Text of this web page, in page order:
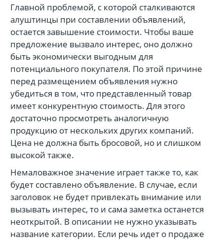
Главной проблемой, с которой сталкиваются
алуштинцы при составлении объявлений,
остается завышение стоимости. Чтобы ваше
предложение вызвало интерес, оно должно
быть экономически выгодным для
потенциального покупателя. По этой причине
перед размещением объявления нужно
убедиться в том, что представленный товар
имеет конкурентную стоимость. Для этого
достаточно просмотреть аналогичную
продукцию от нескольких других компаний.
Цена не должна быть бросовой, но и слишком
высокой также.
Немаловажное значение играет также то, как
будет составлено объявление. В случае, если
заголовок не будет привлекать внимание или
вызывать интерес, то и сама заметка останется
неоткрытой. В описании не нужно указывать
название категории. Если речь идет о продаже